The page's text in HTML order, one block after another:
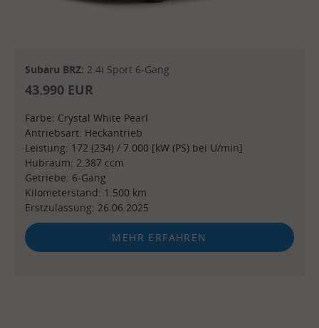
Subaru BRZ: 2.4i Sport 6-Gang
43.990 EUR
Farbe: Crystal White Pearl
Antriebsart: Heckantrieb
Leistung: 172 (234) / 7.000 [kW (PS) bei U/min]
Hubraum: 2.387 ccm
Getriebe: 6-Gang
Kilometerstand: 1.500 km
Erstzulassung: 26.06.2025
MEHR ERFAHREN